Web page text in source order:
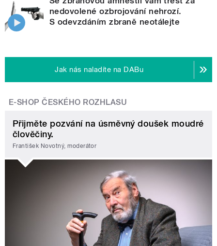
nedovolené ozbrojování nehrozí.
S odevzdáním zbraně neotálejte
Jak nás naladíte na DABu
E-SHOP ČESKÉHO ROZHLASU
Přijměte pozvání na úsměvný doušek moudré
člověčiny.
František Novotný, moderátor